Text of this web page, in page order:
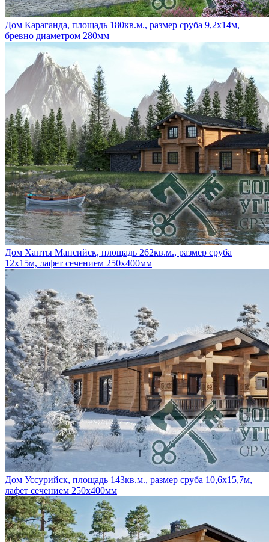
Дом Караганда, площадь 180кв.м., размер сруба 9,2х14м,
бревно диаметром 280мм
Дом Ханты Мансийск, площадь 262кв.м., размер сруба
12х15м, лафет сечением 250х400мм
Дом Уссурийск, площадь 143кв.м., размер сруба 10,6х15,7м,
лафет сечением 250х400мм